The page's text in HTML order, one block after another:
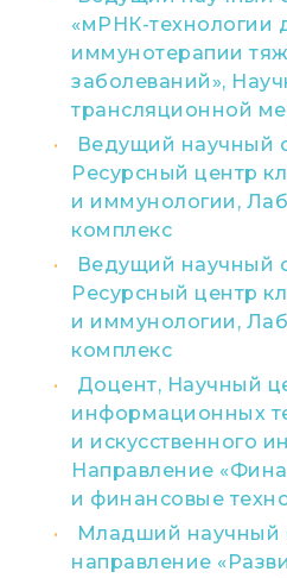
«мРНК-технологии
иммунотерапии
заболеваний»,
трансляционной
Ведущий научный
Ресурсный центр
и иммунологии,
комплекс
Ведущий научный
Ресурсный центр
и иммунологии,
комплекс
Доцент, Научный
информационных
и искусственного
Направление
и финансовые
Младший научный
направление